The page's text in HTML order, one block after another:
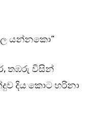
යන්නකො”
තඹරු විසින්
දිය කොට හරිනා